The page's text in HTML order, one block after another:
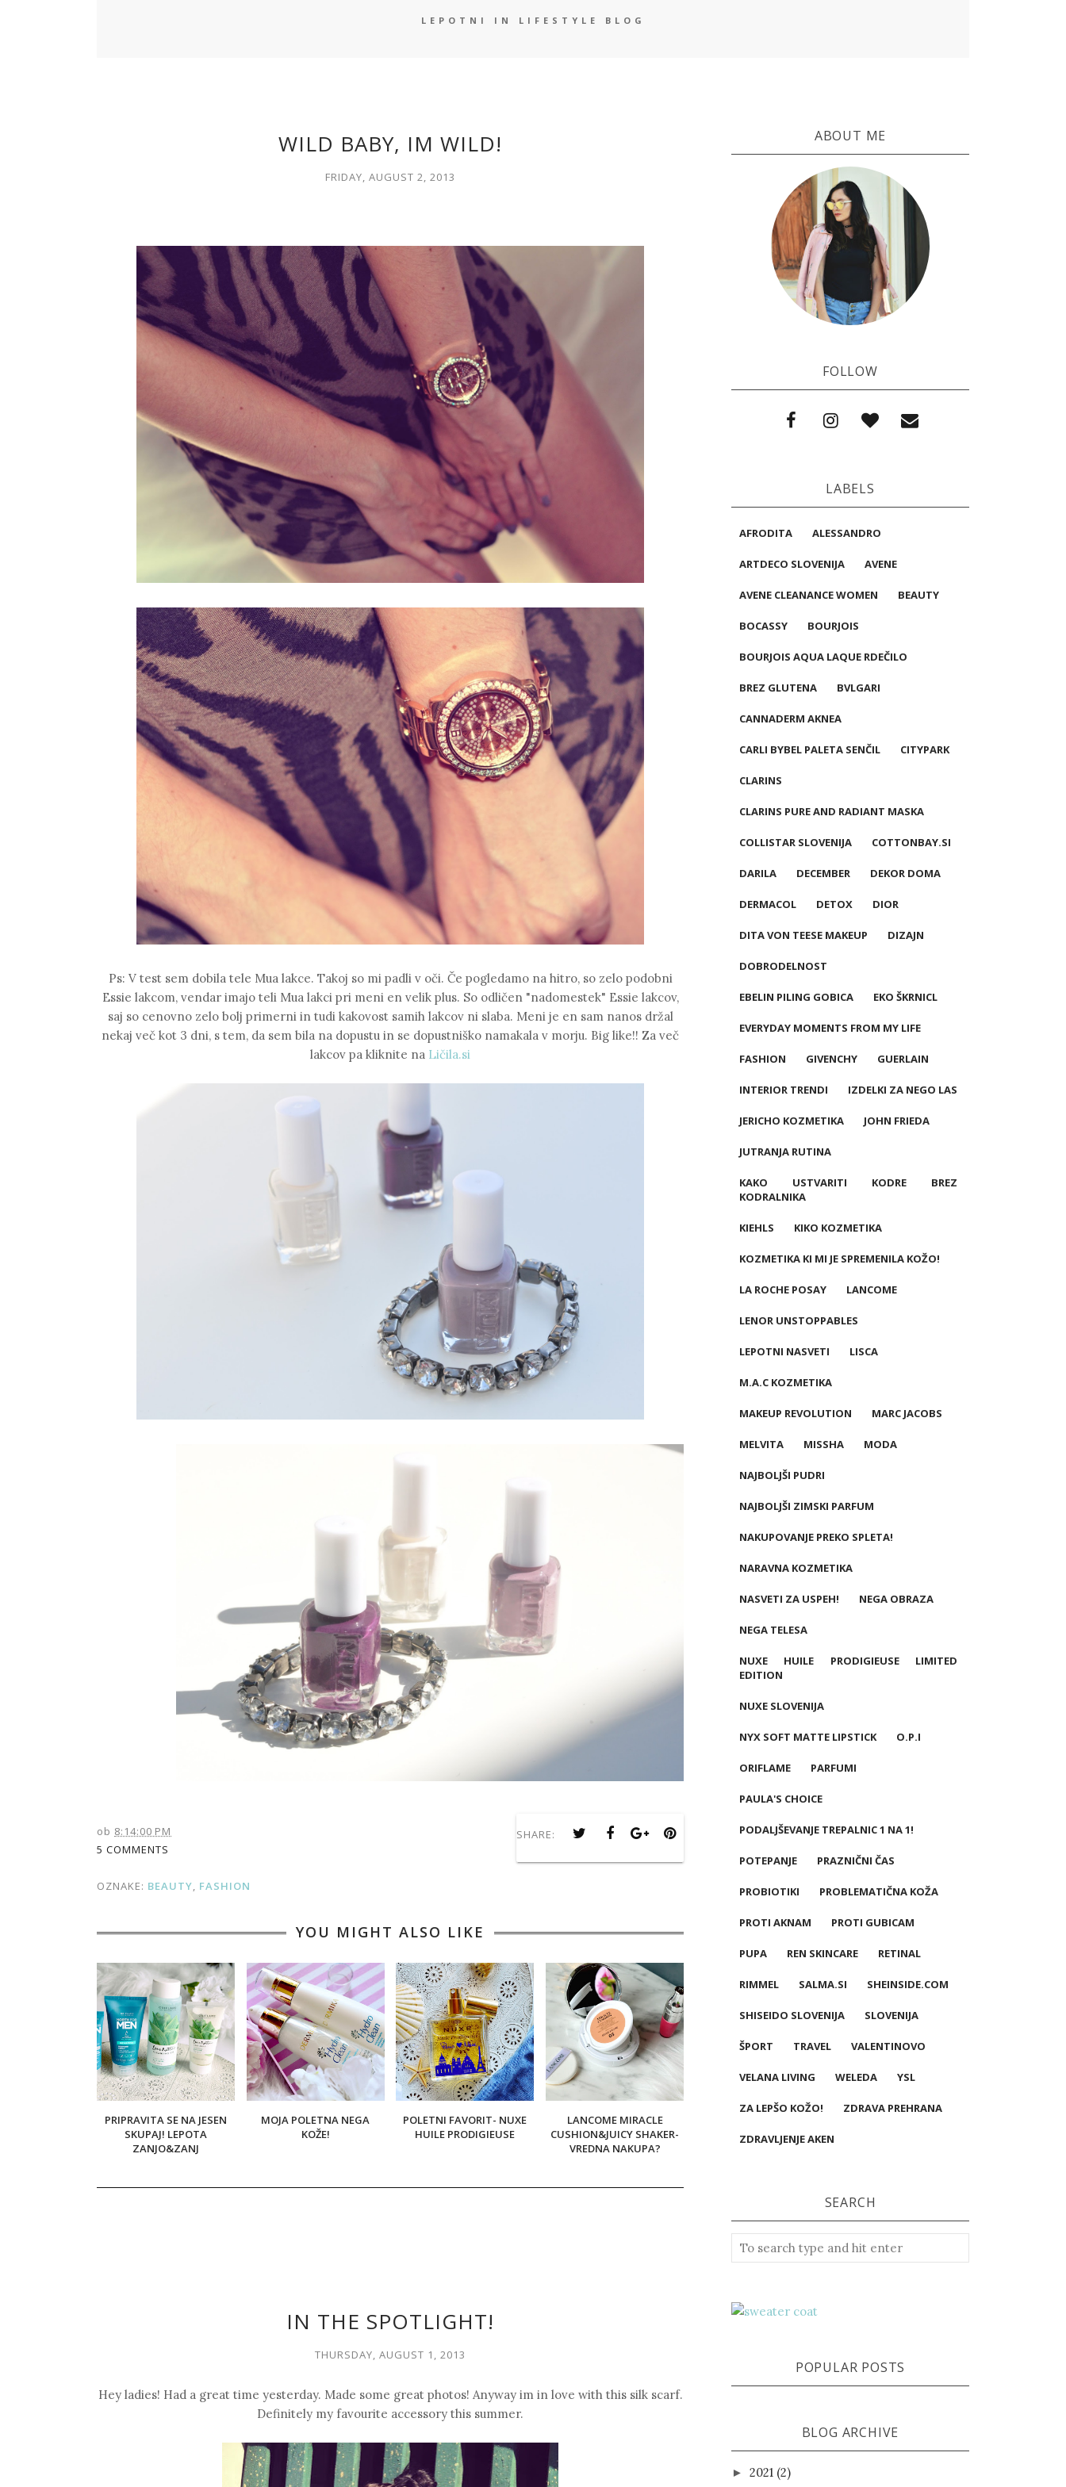
LEPOTNI IN LIFESTYLE BLOG
WILD BABY, IM WILD!
FRIDAY, AUGUST 2, 2013
Ps: V test sem dobila tele Mua lakce. Takoj so mi padli v oči. Če pogledamo na hitro, so zelo podobni
Essie lakcom, vendar imajo teli Mua lakci pri meni en velik plus. So odličen "nadomestek" Essie lakcov,
saj so cenovno zelo bolj primerni in tudi kakovost samih lakcov ni slaba. Meni je en sam nanos držal
nekaj več kot 3 dni, s tem, da sem bila na dopustu in se dopustniško namakala v morju. Big like!! Za več
lakcov pa kliknite na Ličila.si
ob 8:14:00 PM
5 COMMENTS
SHARE:
OZNAKE: BEAUTY, FASHION
YOU MIGHT ALSO LIKE
PRIPRAVITA SE NA JESEN
SKUPAJ! LEPOTA
ZANJO&ZANJ
MOJA POLETNA NEGA
KOŽE!
POLETNI FAVORIT- NUXE
HUILE PRODIGIEUSE
LANCOME MIRACLE
CUSHION&JUICY SHAKER-
VREDNA NAKUPA?
IN THE SPOTLIGHT!
THURSDAY, AUGUST 1, 2013
Hey ladies! Had a great time yesterday. Made some great photos! Anyway im in love with this silk scarf.
Definitely my favourite accessory this summer.
ABOUT ME
FOLLOW
LABELS
AFRODITA ALESSANDRO
ARTDECO SLOVENIJA AVENE
AVENE CLEANANCE WOMEN BEAUTY
BOCASSY BOURJOIS
BOURJOIS AQUA LAQUE RDEČILO
BREZ GLUTENA BVLGARI
CANNADERM AKNEA
CARLI BYBEL PALETA SENČIL CITYPARK
CLARINS
CLARINS PURE AND RADIANT MASKA
COLLISTAR SLOVENIJA COTTONBAY.SI
DARILA DECEMBER DEKOR DOMA
DERMACOL DETOX DIOR
DITA VON TEESE MAKEUP DIZAJN
DOBRODELNOST
EBELIN PILING GOBICA EKO ŠKRNICL
EVERYDAY MOMENTS FROM MY LIFE
FASHION GIVENCHY GUERLAIN
INTERIOR TRENDI IZDELKI ZA NEGO LAS
JERICHO KOZMETIKA JOHN FRIEDA
JUTRANJA RUTINA
KAKO USTVARITI KODRE BREZ
KODRALNIKA
KIEHLS KIKO KOZMETIKA
KOZMETIKA KI MI JE SPREMENILA KOŽO!
LA ROCHE POSAY LANCOME
LENOR UNSTOPPABLES
LEPOTNI NASVETI LISCA
M.A.C KOZMETIKA
MAKEUP REVOLUTION MARC JACOBS
MELVITA MISSHA MODA
NAJBOLJŠI PUDRI
NAJBOLJŠI ZIMSKI PARFUM
NAKUPOVANJE PREKO SPLETA!
NARAVNA KOZMETIKA
NASVETI ZA USPEH! NEGA OBRAZA
NEGA TELESA
NUXE HUILE PRODIGIEUSE LIMITED
EDITION
NUXE SLOVENIJA
NYX SOFT MATTE LIPSTICK O.P.I
ORIFLAME PARFUMI
PAULA'S CHOICE
PODALJŠEVANJE TREPALNIC 1 NA 1!
POTEPANJE PRAZNIČNI ČAS
PROBIOTIKI PROBLEMATIČNA KOŽA
PROTI AKNAM PROTI GUBICAM
PUPA REN SKINCARE RETINAL
RIMMEL SALMA.SI SHEINSIDE.COM
SHISEIDO SLOVENIJA SLOVENIJA
ŠPORT TRAVEL VALENTINOVO
VELANA LIVING WELEDA YSL
ZA LEPŠO KOŽO! ZDRAVA PREHRANA
ZDRAVLJENJE AKEN
SEARCH
POPULAR POSTS
BLOG ARCHIVE
► 2021 (2)